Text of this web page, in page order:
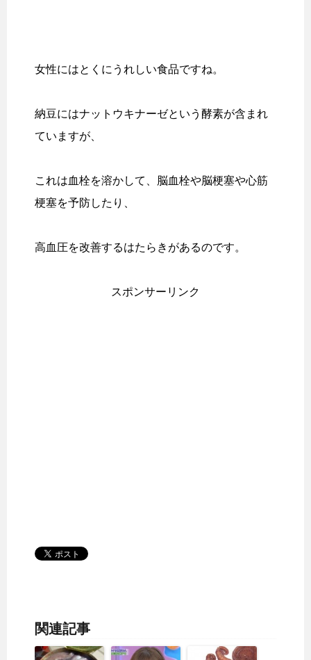
女性にはとくにうれしい食品ですね。
納豆にはナットウキナーゼという酵素が含まれ
ていますが、
これは血栓を溶かして、脳血栓や脳梗塞や心筋
梗塞を予防したり、
高血圧を改善するはたらきがあるのです。
スポンサーリンク
関連記事